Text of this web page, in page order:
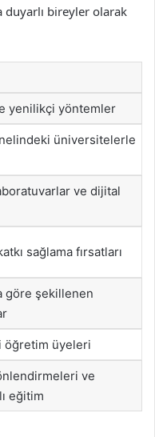
duyarlı bireyler olarak
yenilikçi yöntemler
üniversitelerle
ve dijital
sağlama fırsatları
göre şekillenen
öğretim üyeleri
ve
eğitim